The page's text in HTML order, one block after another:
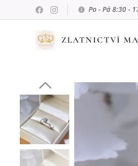
Po - Pá 8:30 -
ZLATNICTVÍ